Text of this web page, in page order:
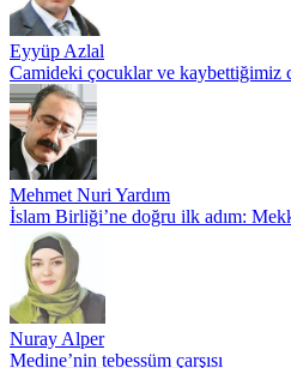
Eyyüp Azlal
Camideki çocuklar ve kaybettiğimiz
Mehmet Nuri Yardım
İslam Birliği’ne doğru ilk adım:
Nuray Alper
Medine’nin tebessüm çarşısı